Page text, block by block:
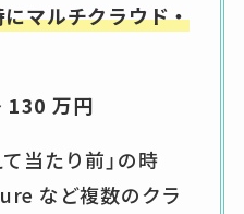
にマルチクラウド・
130 万円
当たり前」の時
など複数のクラ